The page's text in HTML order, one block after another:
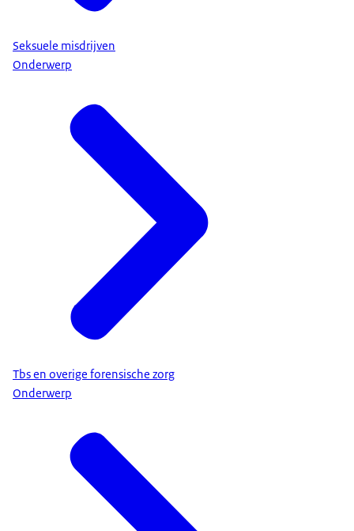
Seksuele misdrijven
Onderwerp
Tbs en overige forensische zorg
Onderwerp